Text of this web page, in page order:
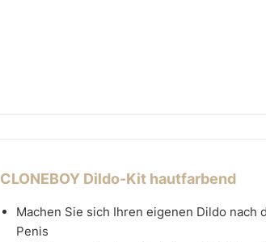
CLONEBOY Dildo-Kit hautfarbend
Machen Sie sich Ihren eigenen Dildo nach
Penis